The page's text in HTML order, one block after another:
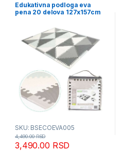
Edukativna podloga eva
pena 20 delova 127x157cm
SKU: BSECOEVA005
3,490.00 RSD
4,490.00RSD